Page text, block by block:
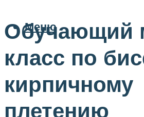
Меню
Обучающий
класс по
кирпичному
плетению